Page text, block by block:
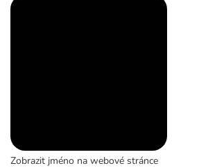
Zobrazit jméno na webové stránce